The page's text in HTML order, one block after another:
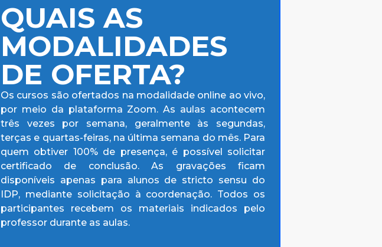
QUAIS AS
MODALIDADES
DE OFERTA?
Os cursos são ofertados na modalidade online ao vivo,
por meio da plataforma Zoom. As aulas acontecem
três vezes por semana, geralmente às segundas,
terças e quartas-feiras, na última semana do mês. Para
quem obtiver 100% de presença, é possível solicitar
certificado de conclusão. As gravações ficam
disponíveis apenas para alunos de stricto sensu do
IDP, mediante solicitação à coordenação. Todos os
participantes recebem os materiais indicados pelo
professor durante as aulas.